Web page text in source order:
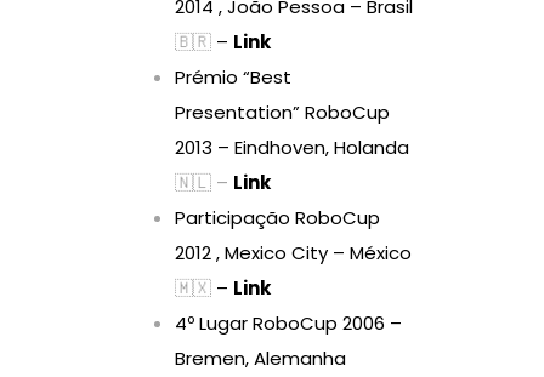
2014 , João Pessoa – Brasil
🇧🇷 – Link
Prémio “Best
Presentation” RoboCup
2013 – Eindhoven, Holanda
🇳🇱 – Link
Participação RoboCup
2012 , Mexico City – México
🇲🇽 – Link
4º Lugar RoboCup 2006 –
Bremen, Alemanha